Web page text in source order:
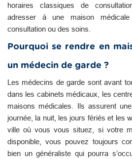
horaires classiques de
adresser à une maison
consultation ou des soins.
Pourquoi se rendre en
un médecin de garde ?
Les médecins de garde sont avant
dans les cabinets médicaux, les
maisons médicales. Ils assurent
journée, la nuit, les jours fériés et les
ville où vous vous situez, si votre
disponible, vous pouvez toujours
bien un généraliste qui pourra